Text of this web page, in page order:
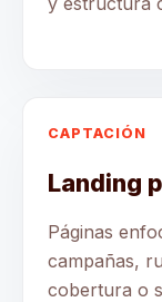
CAPTACIÓN
Landing
Páginas
campañas,
cobertura o